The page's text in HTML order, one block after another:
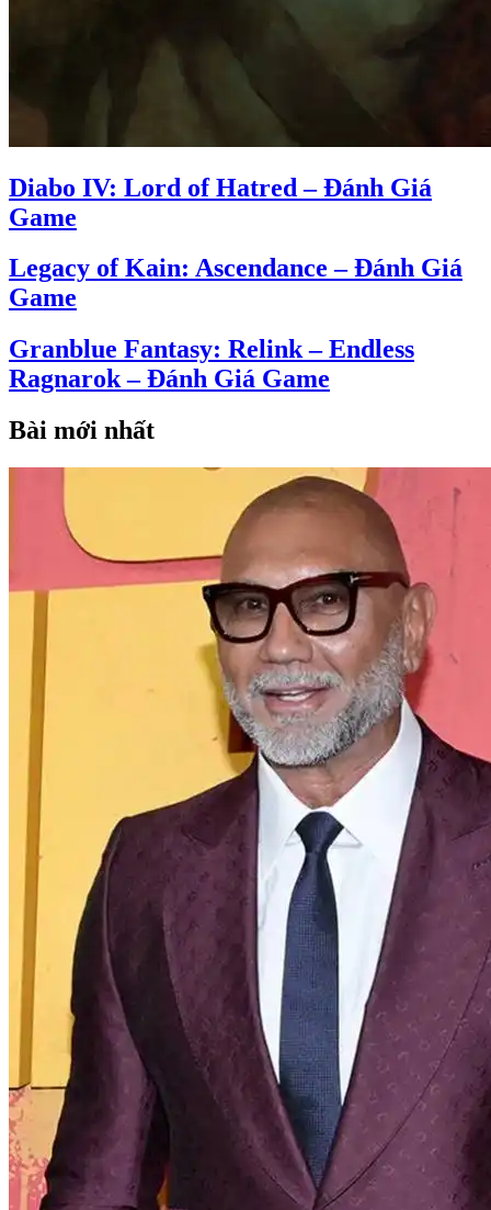
Diabo IV: Lord of Hatred – Đánh Giá
Game
Legacy of Kain: Ascendance – Đánh Giá
Game
Granblue Fantasy: Relink – Endless
Ragnarok – Đánh Giá Game
Bài mới nhất